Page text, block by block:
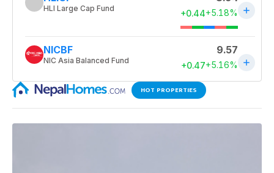
HOT PROPERTIES